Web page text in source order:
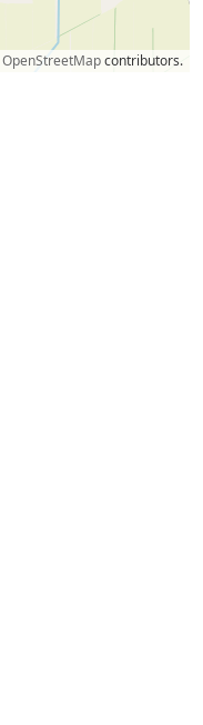
OpenStreetMapcontributors.